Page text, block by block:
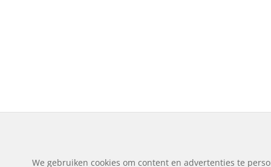
We gebruiken cookies om content en advertenties te